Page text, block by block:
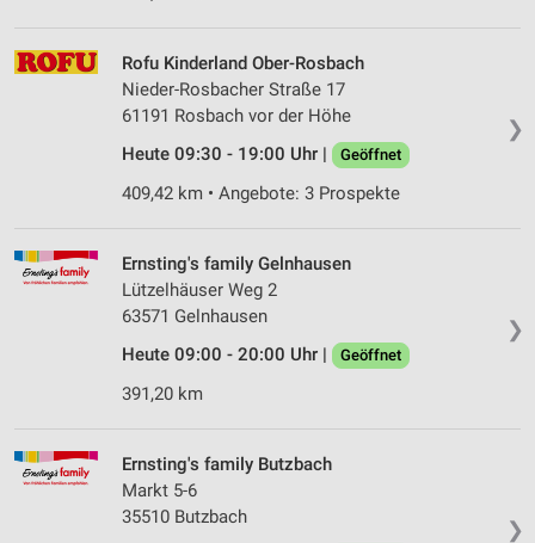
❯
Rofu Kinderland Ober-Rosbach
Nieder-Rosbacher Straße 17
61191 Rosbach vor der Höhe
Heute 09:30 - 19:00 Uhr |
Geöffnet
409,42 km • Angebote: 3 Prospekte
❯
Ernsting's family Gelnhausen
Lützelhäuser Weg 2
63571 Gelnhausen
Heute 09:00 - 20:00 Uhr |
Geöffnet
391,20 km
❯
Ernsting's family Butzbach
Markt 5-6
35510 Butzbach